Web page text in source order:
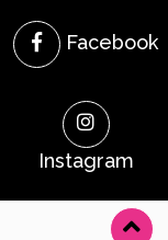
Facebook
Instagram